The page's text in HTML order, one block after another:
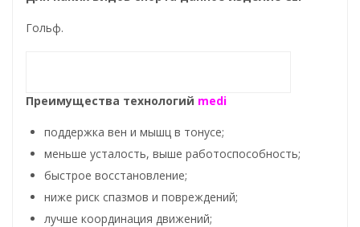
Гольф.
Преимущества технологий medi
поддержка вен и мышц в тонусе;
меньше усталость, выше работоспособность;
быстрое восстановление;
ниже риск спазмов и повреждений;
лучше координация движений;